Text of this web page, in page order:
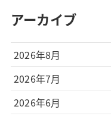
アーカイブ
2026年8月
2026年7月
2026年6月